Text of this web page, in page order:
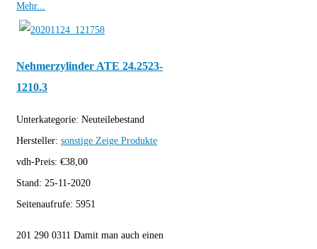
Mehr...
Nehmerzylinder ATE 24.2523-
1210.3
Unterkategorie: Neuteilebestand
Hersteller: sonstige Zeige Produkte
vdh-Preis: €38,00
Stand: 25-11-2020
Seitenaufrufe: 5951
201 290 0311 Damit man auch einen